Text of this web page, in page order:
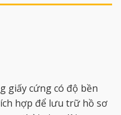
giấy cứng có độ bền
hợp để lưu trữ hồ sơ